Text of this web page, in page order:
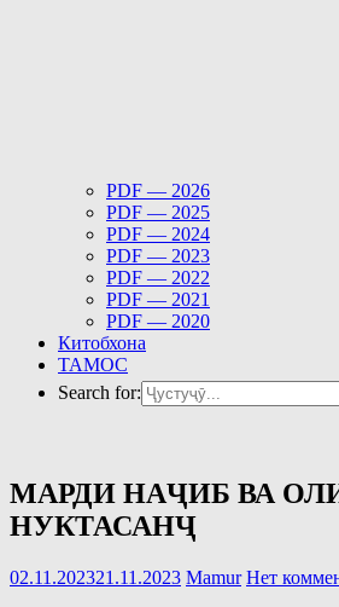
PDF — 2026
PDF — 2025
PDF — 2024
PDF — 2023
PDF — 2022
PDF — 2021
PDF — 2020
Китобхона
ТАМОС
Search for:
МАРДИ НАҶИБ ВА
НУКТАСАНҶ
02.11.202321.11.2023 Mamur Нет